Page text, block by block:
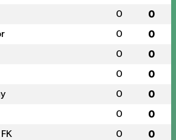
0 0
0 0
0 0
0 0
0 0
0 0
0 0